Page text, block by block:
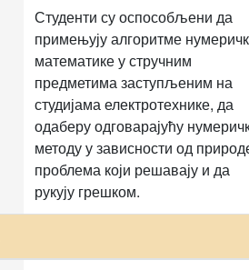
Студенти су оспособљени да
примењују алгоритме
математике у стручним
предметима заступљеним на
студијама електротехнике, да
одаберу одговарајућу
методу у зависности од
проблема који решавају и да
рукују грешком.